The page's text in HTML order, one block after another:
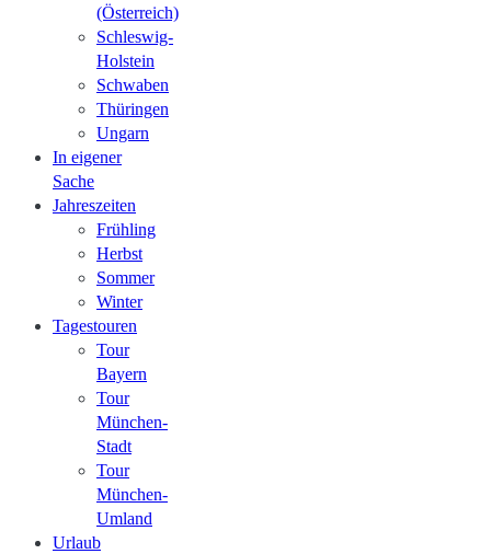
(Österreich)
Schleswig-
Holstein
Schwaben
Thüringen
Ungarn
In eigener
Sache
Jahreszeiten
Frühling
Herbst
Sommer
Winter
Tagestouren
Tour
Bayern
Tour
München-
Stadt
Tour
München-
Umland
Urlaub